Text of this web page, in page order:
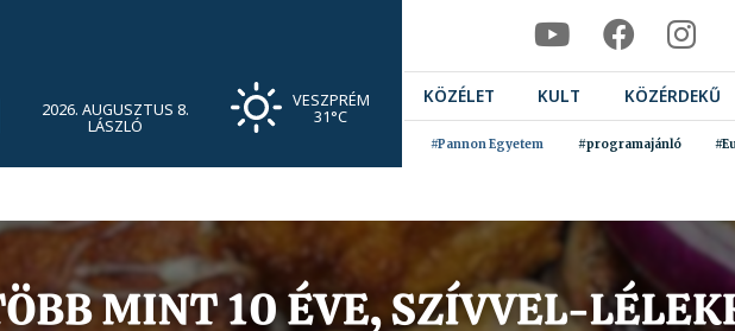
2026. AUGUSZTUS 8.
LÁSZLÓ
VESZPRÉM
31°C
KÖZÉLET KULT KÖZÉRDEKŰ
#Pannon Egyetem #programajánló